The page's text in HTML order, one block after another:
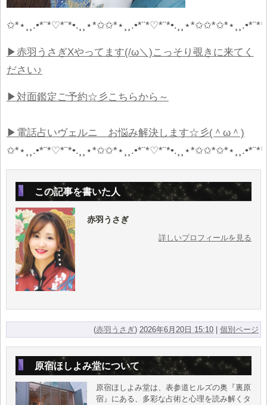
▶赤羽うさぎXやってます(/ω＼)こっそり覗きに来てく
ださい♪
▶対面鑑定ご予約☆彡こちらから～
▶電話占いヴェルニ お悩み解決します☆彡(＾ω＾)
この記事を書いた人
赤羽うさぎ
詳しいプロフィールを見る
(赤羽うさぎ)2026年6月20日 15:10 |個別ページ
原宿ほしよみ堂について
原宿ほしよみ堂は、表参道ヒルズの奥『裏原
宿』にある、多彩な占術と心理を読み解くタ